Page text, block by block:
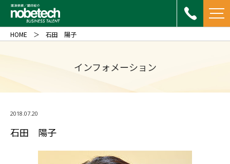
インフォメーション
HOME 石田 陽子
2018.07.20
石田 陽子